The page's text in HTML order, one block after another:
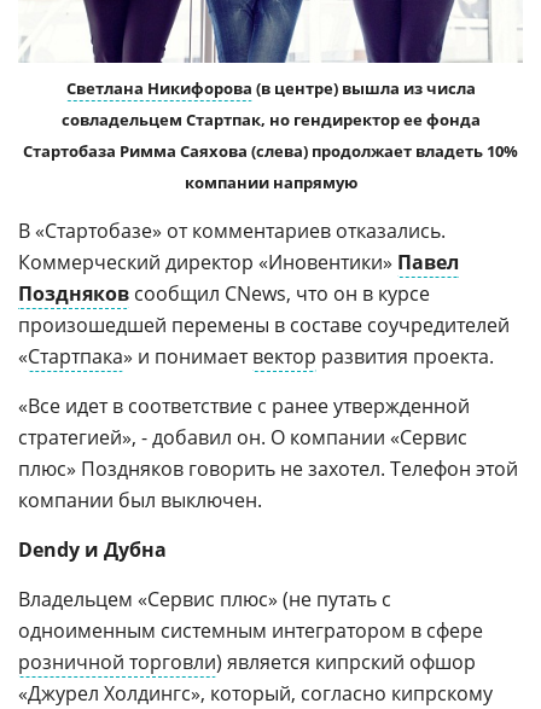
Светлана Никифорова (в центре) вышла из числа
совладельцем Стартпак, но гендиректор ее фонда
Стартобаза Римма Саяхова (слева) продолжает владеть 10%
компании напрямую
В «Стартобазе» от комментариев отказались.
Коммерческий директор «Иновентики» Павел
Поздняков сообщил CNews, что он в курсе
произошедшей перемены в составе соучредителей
«Стартпака» и понимаетвектор развития проекта.
«Все идет в соответствие с ранее утвержденной
стратегией», - добавил он. О компании «Сервис
плюс» Поздняков говорить не захотел. Телефон этой
компании был выключен.
Dendy и Дубна
Владельцем «Сервис плюс» (не путать с
одноименным системным интегратором в сфере
розничной торговли) является кипрский офшор
«Джурел Холдингс», который, согласно кипрскому